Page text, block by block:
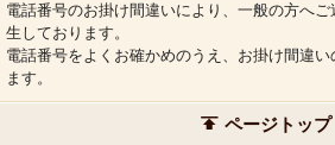
電話番号のお掛け間違いにより、一般の方へ
生しております。
電話番号をよくお確かめのうえ、お掛け間違
ます。
ページトップ